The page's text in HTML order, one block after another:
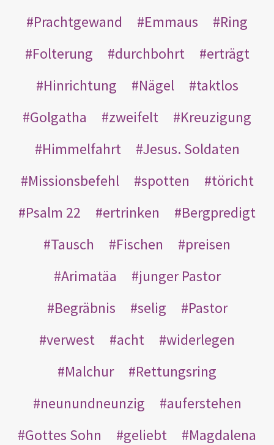
Prachtgewand
Emmaus
Ring
Folterung
durchbohrt
erträgt
Hinrichtung
Nägel
taktlos
Golgatha
zweifelt
Kreuzigung
Himmelfahrt
Jesus. Soldaten
Missionsbefehl
spotten
töricht
Psalm 22
ertrinken
Bergpredigt
Tausch
Fischen
preisen
Arimatäa
junger Pastor
Begräbnis
selig
Pastor
verwest
acht
widerlegen
Malchur
Rettungsring
neunundneunzig
auferstehen
Gottes Sohn
geliebt
Magdalena